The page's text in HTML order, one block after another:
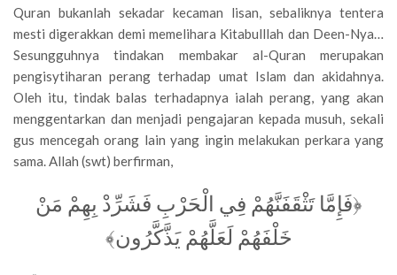
Quran bukanlah sekadar kecaman lisan, sebaliknya tentera
mesti digerakkan demi memelihara Kitabulllah dan Deen-Nya…
Sesungguhnya tindakan membakar al-Quran merupakan
pengisytiharan perang terhadap umat Islam dan akidahnya.
Oleh itu, tindak balas terhadapnya ialah perang, yang akan
menggentarkan dan menjadi pengajaran kepada musuh, sekali
gus mencegah orang lain yang ingin melakukan perkara yang
sama. Allah (swt) berfirman,
﴿فَإِمَّا تَثْقَفَنَّهُمْ فِي الْحَرْبِ فَشَرِّدْ بِهِمْ مَنْ
خَلْفَهُمْ لَعَلَّهُمْ يَذَّكَّرُون﴾